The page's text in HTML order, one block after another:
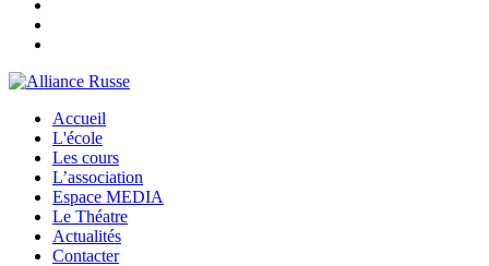
Accueil
L'école
Les cours
L’association
Espace MEDIA
Le Théatre
Actualités
Contacter